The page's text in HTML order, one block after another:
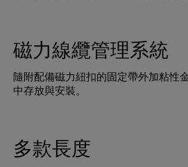
磁力線纜管理系統
隨附配備磁力紐扣的固定帶外加粘性
中存放與安裝。
多款長度